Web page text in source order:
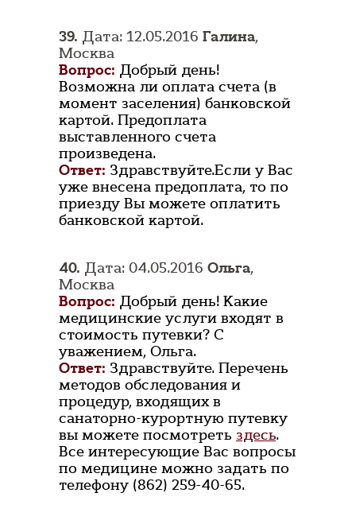
39. Дата: 12.05.2016 Галина,
Москва
Вопрос: Добрый день!
Возможна ли оплата счета (в
момент заселения) банковской
картой. Предоплата
выставленного счета
произведена.
Ответ: Здравствуйте.Если у Вас
уже внесена предоплата, то по
приезду Вы можете оплатить
банковской картой.
40. Дата: 04.05.2016 Ольга,
Москва
Вопрос: Добрый день! Какие
медицинские услуги входят в
стоимость путевки? С
уважением, Ольга.
Ответ: Здравствуйте. Перечень
методов обследования и
процедур, входящих в
санаторно-курортную путевку
вы можете посмотреть здесь.
Все интересующие Вас вопросы
по медицине можно задать по
телефону (862) 259-40-65.